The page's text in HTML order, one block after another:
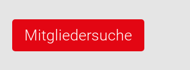
Mitgliedersuche